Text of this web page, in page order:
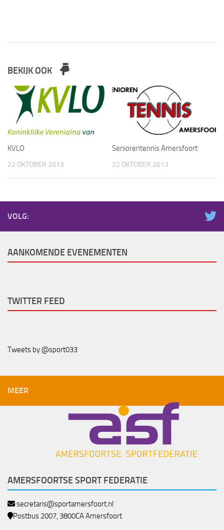
BEKIJK OOK
KVLO
22 OKTOBER 2013
Seniorentennis Amersfoort
22 OKTOBER 2013
VOLG:
AANKOMENDE EVENEMENTEN
TWITTER FEED
Tweets by @sport033
MEER
AMERSFOORTSE SPORT FEDERATIE
secretaris@sportamersfoort.nl
Postbus 2007, 3800CA Amersfoort